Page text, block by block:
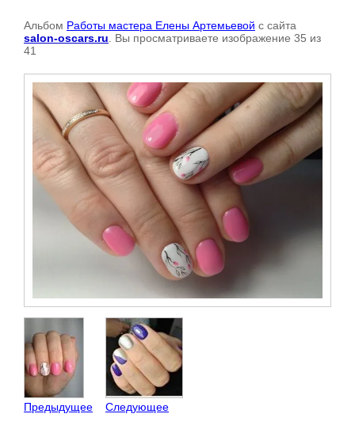
Альбом Работы мастера Елены Артемьевой с сайта
salon-oscars.ru . Вы просматриваете изображение 35 из
41
Предыдущее Следующее